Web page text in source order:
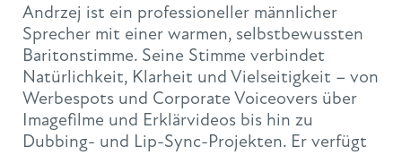
Andrzej ist ein professioneller männlicher
Sprecher mit einer warmen, selbstbewussten
Baritonstimme. Seine Stimme verbindet
Natürlichkeit, Klarheit und Vielseitigkeit – von
Werbespots und Corporate Voiceovers über
Imagefilme und Erklärvideos bis hin zu
Dubbing- und Lip-Sync-Projekten. Er verfügt